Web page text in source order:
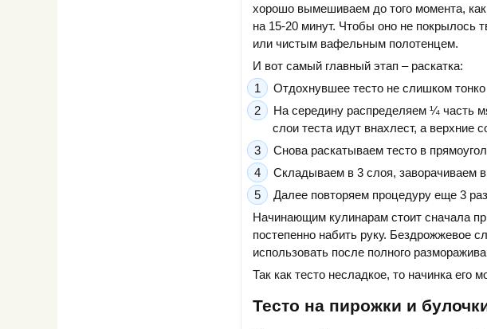
хорошо вымешиваем до того момента, как
на 15-20 минут. Чтобы оно не покрылось
или чистым вафельным полотенцем.
И вот самый главный этап – раскатка:
Отдохнувшее тесто не слишком
На середину распределяем ¼ часть
слои теста идут внахлест, а верхние
Снова раскатываем тесто в
Складываем в 3 слоя, заворачиваем
Далее повторяем процедуру еще 3
Начинающим кулинарам стоит сначала
постепенно набить руку. Бездрожжевое
использовать после полного
Так как тесто несладкое, то начинка
Тесто на пирожки и